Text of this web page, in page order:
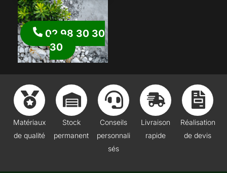
02 98 30 30
30
Matériaux
de qualité
Stock
permanent
Conseils
personnali
sés
Livraison
rapide
Réalisation
de devis